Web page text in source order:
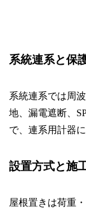
系統連系と保
系統連系では周
地、漏電遮断、
で、連系用計器
設置方式と施
屋根置きは荷重